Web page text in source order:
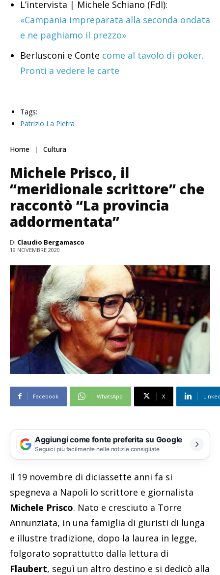
L’intervista | Michele Schiano (FdI):
«Campania impreparata alla seconda ondata
e ne paghiamo il prezzo»
Berlusconi e Conte come al tavolo di poker.
Pronti a vedere le carte
Tags:
Patrizio La Pietra
Home Cultura
Michele Prisco, il
“meridionale scrittore” che
raccontò “La provincia
addormentata”
Di Claudio Bergamasco
19 NOVEMBRE 2020
Facebook WhatsApp X
Aggiungi come fonte preferita su Google
Seguici più facilmente nelle notizie consigliate
Il 19 novembre di diciassette anni fa si
spegneva a Napoli lo scrittore e giornalista
Michele Prisco. Nato e cresciuto a Torre
Annunziata, in una famiglia di giuristi di lunga
e illustre tradizione, dopo la laurea in legge,
folgorato soprattutto dalla lettura di
Flaubert, seguì un altro destino e si dedicò alla